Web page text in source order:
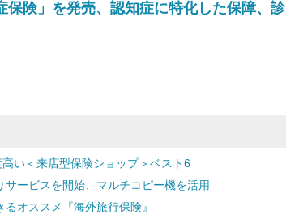
保険」を発売、認知症に特化した保障、診
い＜来店型保険ショップ＞ベスト6
ービスを開始、マルチコピー機を活用
オススメ『海外旅行保険』